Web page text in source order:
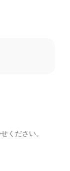
ください。